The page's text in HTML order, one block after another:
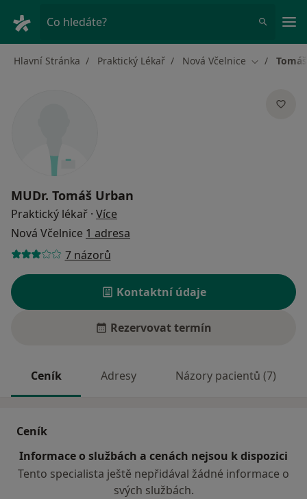
Co hledáte?
Hlavní Stránka Praktický Lékař Nová Včelnice Změna
MUDr. Tomáš Urban
Praktický lékař · Více
Nová Včelnice 1 adresa
7 názorů
Kontaktní údaje
Rezervovat termín
Ceník Adresy Názory pacientů (7)
Ceník
Informace o službách a cenách nejsou k dispozici
Tento specialista ještě nepřidával žádné informace o
svých službách.